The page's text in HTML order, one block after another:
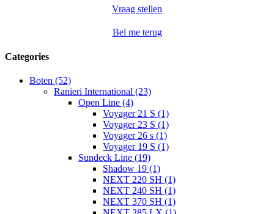
productpagina
Vraag stellen
Bel me terug
Categories
Boten (52)
Ranieri International (23)
Open Line (4)
Voyager 21 S (1)
Voyager 23 S (1)
Voyager 26 s (1)
Voyager 19 S (1)
Sundeck Line (19)
Shadow 19 (1)
NEXT 220 SH (1)
NEXT 240 SH (1)
NEXT 370 SH (1)